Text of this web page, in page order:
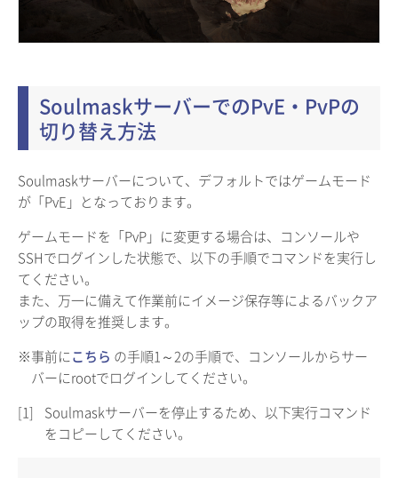
SoulmaskサーバーでのPvE・PvPの
切り替え方法
Soulmaskサーバーについて、デフォルトではゲームモード
が「PvE」となっております。
ゲームモードを「PvP」に変更する場合は、コンソールや
SSHでログインした状態で、以下の手順でコマンドを実行し
てください。
また、万一に備えて作業前にイメージ保存等によるバックア
ップの取得を推奨します。
※事前にこちら の手順1～2の手順で、コンソールからサー
バーにrootでログインしてください。
[1]
Soulmaskサーバーを停止するため、以下実行コマンド
をコピーしてください。